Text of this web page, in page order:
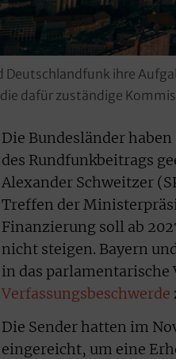
Deutschlandfunk ihre
dafür zuständige
Die Bundesländer
des Rundfunkbeitrags
Alexander Schweitzer
Treffen der
Finanzierung soll ab
nicht steigen. Bayern
in das parlamentarische
Verfassungsbeschwerde
Die Sender hatten im
eingereicht, um eine